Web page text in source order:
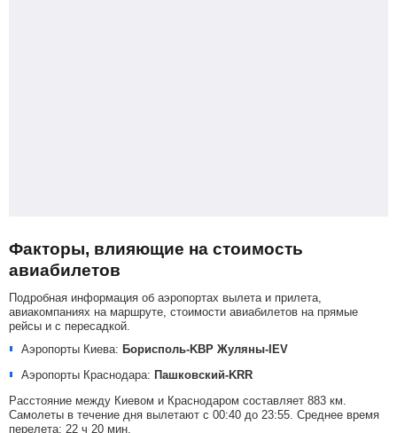
Факторы, влияющие на стоимость
авиабилетов
Подробная информация об аэропортах вылета и прилета,
авиакомпаниях на маршруте, стоимости авиабилетов на прямые
рейсы и с пересадкой.
Аэропорты Киева: Борисполь-KBP Жуляны-IEV
Аэропорты Краснодара: Пашковский-KRR
Расстояние между Киевом и Краснодаром составляет 883 км.
Самолеты в течение дня вылетают с 00:40 до 23:55. Среднее время
перелета: 22 ч 20 мин.